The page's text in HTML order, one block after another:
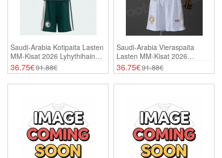
Saudi-Arabia Kotipaita Lasten
MM-Kisat 2026 Lyhythihainen
(+ Shortsit)
36.75€91.88€
Saudi-Arabia Vieraspaita
Lasten MM-Kisat 2026
Lyhythihainen (+ Shortsit)
36.75€91.88€